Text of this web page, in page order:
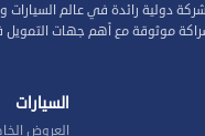
دولية رائدة في عالم السيارات
موثوقة مع أهم جهات التمويل
السيارات
العروض